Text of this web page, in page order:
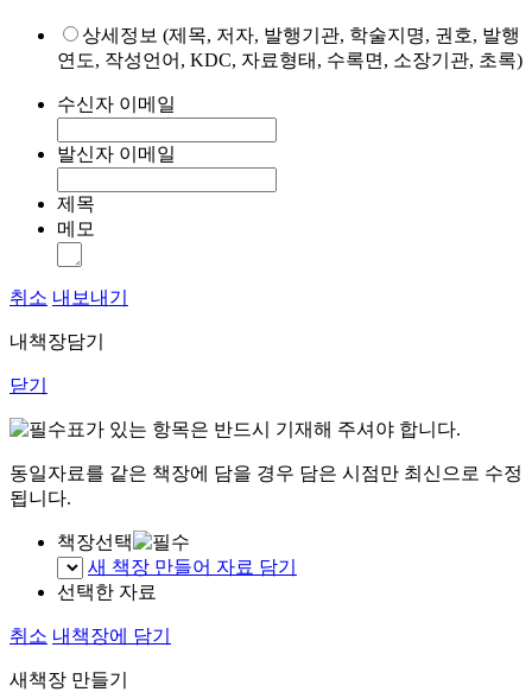
상세정보 (제목, 저자, 발행기관, 학술지명, 권호, 발행
연도, 작성언어, KDC, 자료형태, 수록면, 소장기관, 초록)
수신자 이메일
발신자 이메일
제목
메모
취소 내보내기
내책장담기
닫기
표가 있는 항목은 반드시 기재해 주셔야 합니다.
동일자료를 같은 책장에 담을 경우 담은 시점만 최신으로 수정
됩니다.
책장선택
새 책장 만들어 자료 담기
선택한 자료
취소 내책장에 담기
새책장 만들기